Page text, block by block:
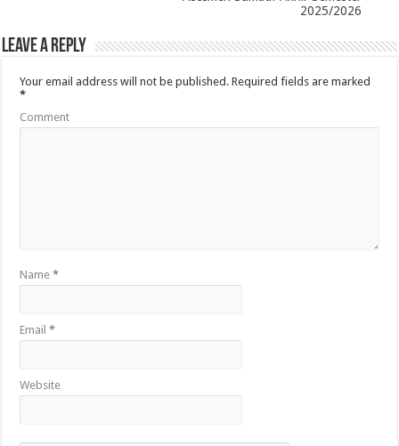
2025/2026
Leave a Reply
Your email address will not be published. Required fields are marked
*
Comment
Name*
Email*
Website